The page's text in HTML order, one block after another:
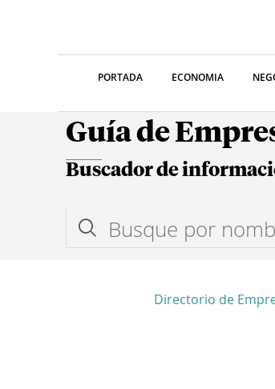
PORTADA ECONOMIA
Guía de
Buscador de
Directorio de